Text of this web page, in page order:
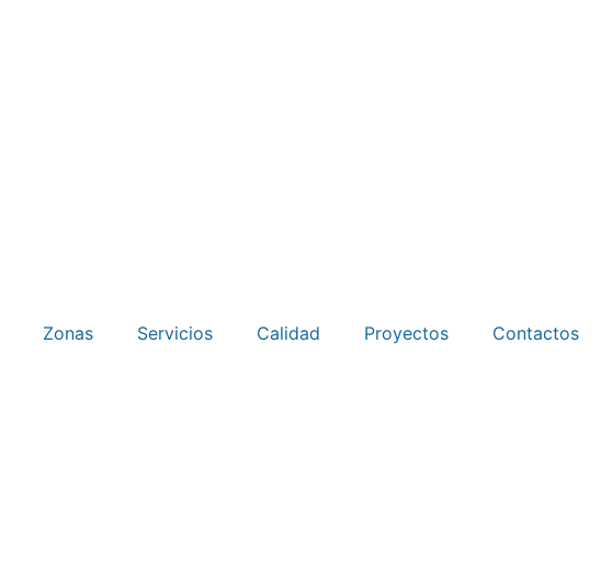
Zonas Servicios Calidad Proyectos Contactos